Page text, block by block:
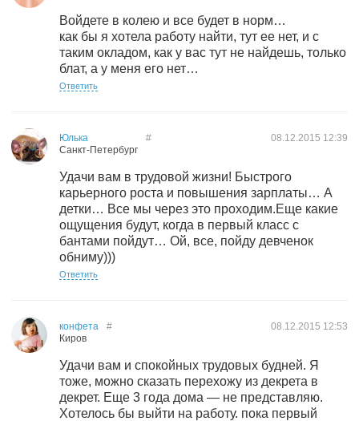
Войдете в колею и все будет в норм…
как бы я хотела работу найти, тут ее нет, и с
таким окладом, как у вас тут не найдешь, только
блат, а у меня его нет…
Ответить
Юлька
Санкт-Петербург
08.12.2015 12:39
#
Удачи вам в трудовой жизни! Быстрого
карьерного роста и повышения зарплаты… А
детки… Все мы через это проходим.Еще какие
ощущения будут, когда в первый класс с
бантами пойдут… Ой, все, пойду девченок
обниму)))
Ответить
конфета
Киров
08.12.2015 12:53
#
Удачи вам и спокойных трудовых будней. Я
тоже, можно сказать перехожу из декрета в
декрет. Еще 3 года дома — не представляю.
Хотелось бы выйти на работу. пока первый